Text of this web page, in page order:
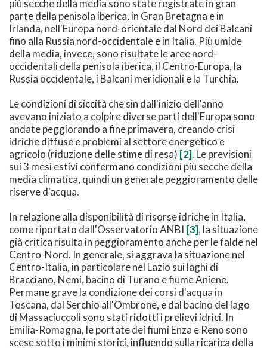
più secche della media sono state registrate in gran
parte della penisola iberica, in Gran Bretagna e in
Irlanda, nell'Europa nord-orientale dal Nord dei Balcani
fino alla Russia nord-occidentale e in Italia. Più umide
della media, invece, sono risultate le aree nord-
occidentali della penisola iberica, il Centro-Europa, la
Russia occidentale, i Balcani meridionali e la Turchia.
Le condizioni di siccità che sin dall'inizio dell'anno
avevano iniziato a colpire diverse parti dell'Europa sono
andate peggiorando a fine primavera, creando crisi
idriche diffuse e problemi al settore energetico e
agricolo (riduzione delle stime di resa) [2]. Le previsioni
sui 3 mesi estivi confermano condizioni più secche della
media climatica, quindi un generale peggioramento delle
riserve d'acqua.
In relazione alla disponibilità di risorse idriche in Italia,
come riportato dall'Osservatorio ANBI [3], la situazione
già critica risulta in peggioramento anche per le falde nel
Centro-Nord. In generale, si aggrava la situazione nel
Centro-Italia, in particolare nel Lazio sui laghi di
Bracciano, Nemi, bacino di Turano e fiume Aniene.
Permane grave la condizione dei corsi d'acqua in
Toscana, dal Serchio all'Ombrone, e dal bacino del lago
di Massaciuccoli sono stati ridotti i prelievi idrici. In
Emilia-Romagna, le portate dei fiumi Enza e Reno sono
scese sotto i minimi storici, influendo sulla ricarica della